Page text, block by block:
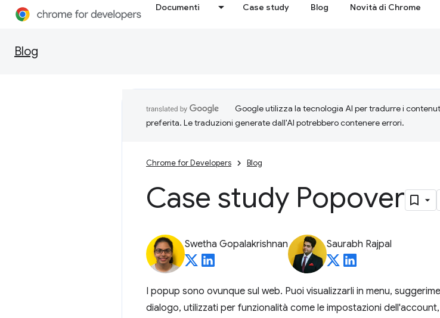
Documenti Case study Blog Novità di Chrome
Blog
Google utilizza la tecnologia AI per tradurre i
preferita. Le traduzioni generate dall'AI potrebbero contenere errori.
Chrome for Developers Blog
Case study Popover
Swetha Gopalakrishnan Saurabh Rajpal
I popup sono ovunque sul web. Puoi visualizzarli in menu,
dialogo, utilizzati per funzionalità come le impostazioni